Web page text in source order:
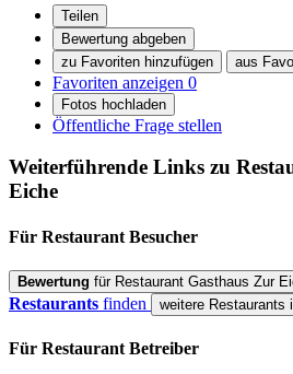
Teilen
Bewertung abgeben
zu Favoriten hinzufügen
aus
Favoriten anzeigen 0
Fotos hochladen
Öffentliche Frage stellen
Weiterführende Links zu
Eiche
Für Restaurant Besucher
Bewertung für Restaurant Gasthaus Zur
Restaurants finden weitere Restaurants
Für Restaurant Betreiber